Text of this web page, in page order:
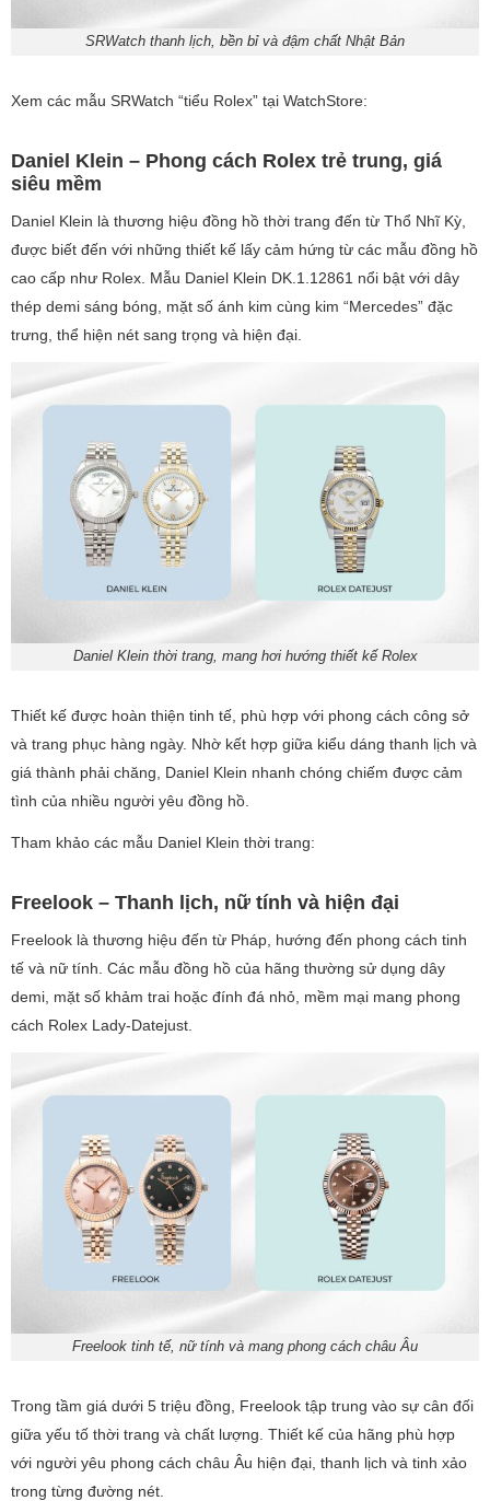
SRWatch thanh lịch, bền bỉ và đậm chất Nhật Bản
Xem các mẫu SRWatch “tiểu Rolex” tại WatchStore:
Daniel Klein – Phong cách Rolex trẻ trung, giá
siêu mềm
Daniel Klein là thương hiệu đồng hồ thời trang đến từ Thổ Nhĩ Kỳ,
được biết đến với những thiết kế lấy cảm hứng từ các mẫu đồng hồ
cao cấp như Rolex. Mẫu Daniel Klein DK.1.12861 nổi bật với dây
thép demi sáng bóng, mặt số ánh kim cùng kim “Mercedes” đặc
trưng, thể hiện nét sang trọng và hiện đại.
Daniel Klein thời trang, mang hơi hướng thiết kế Rolex
Thiết kế được hoàn thiện tinh tế, phù hợp với phong cách công sở
và trang phục hàng ngày. Nhờ kết hợp giữa kiểu dáng thanh lịch và
giá thành phải chăng, Daniel Klein nhanh chóng chiếm được cảm
tình của nhiều người yêu đồng hồ.
Tham khảo các mẫu Daniel Klein thời trang:
Freelook – Thanh lịch, nữ tính và hiện đại
Freelook là thương hiệu đến từ Pháp, hướng đến phong cách tinh
tế và nữ tính. Các mẫu đồng hồ của hãng thường sử dụng dây
demi, mặt số khảm trai hoặc đính đá nhỏ, mềm mại mang phong
cách Rolex Lady-Datejust.
Freelook tinh tế, nữ tính và mang phong cách châu Âu
Trong tầm giá dưới 5 triệu đồng, Freelook tập trung vào sự cân đối
giữa yếu tố thời trang và chất lượng. Thiết kế của hãng phù hợp
với người yêu phong cách châu Âu hiện đại, thanh lịch và tinh xảo
trong từng đường nét.